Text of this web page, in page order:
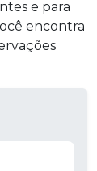
e para
encontra